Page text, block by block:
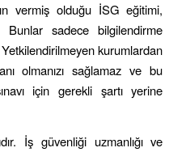
vermiş olduğu İSG eğitimi,
Bunlar sadece bilgilendirme
kurumlardan
olmanızı sağlamaz ve bu
için gerekli şartı yerine
İş güvenliği uzmanlığı ve